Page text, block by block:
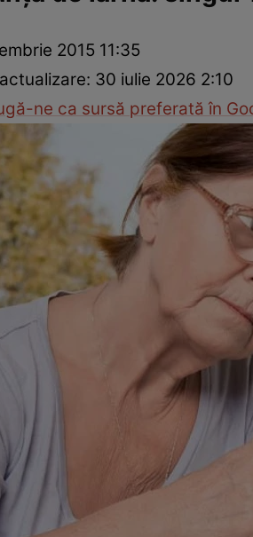
naturisteMedicii răspund
2015 11:35
30 iulie 2026 2:10
ne ca sursă preferată în